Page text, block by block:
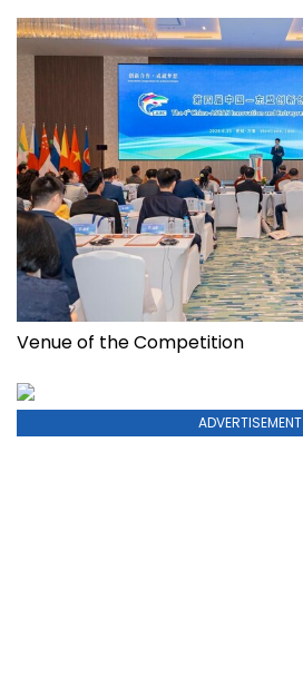
Venue of the Competition
ADVERTISEMENT